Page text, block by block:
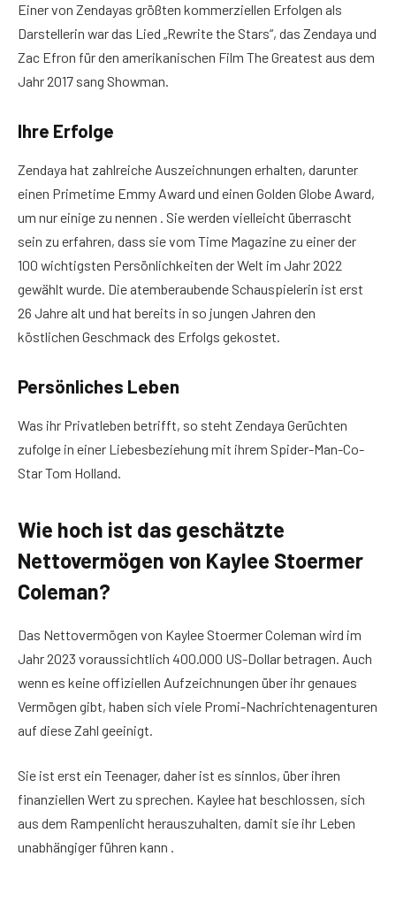
Einer von Zendayas größten kommerziellen Erfolgen als
Darstellerin war das Lied „Rewrite the Stars“, das Zendaya und
Zac Efron für den amerikanischen Film The Greatest aus dem
Jahr 2017 sang Showman.
Ihre Erfolge
Zendaya hat zahlreiche Auszeichnungen erhalten, darunter
einen Primetime Emmy Award und einen Golden Globe Award,
um nur einige zu nennen . Sie werden vielleicht überrascht
sein zu erfahren, dass sie vom Time Magazine zu einer der
100 wichtigsten Persönlichkeiten der Welt im Jahr 2022
gewählt wurde. Die atemberaubende Schauspielerin ist erst
26 Jahre alt und hat bereits in so jungen Jahren den
köstlichen Geschmack des Erfolgs gekostet.
Persönliches Leben
Was ihr Privatleben betrifft, so steht Zendaya Gerüchten
zufolge in einer Liebesbeziehung mit ihrem Spider-Man-Co-
Star Tom Holland.
Wie hoch ist das geschätzte
Nettovermögen von Kaylee Stoermer
Coleman?
Das Nettovermögen von Kaylee Stoermer Coleman wird im
Jahr 2023 voraussichtlich 400.000 US-Dollar betragen. Auch
wenn es keine offiziellen Aufzeichnungen über ihr genaues
Vermögen gibt, haben sich viele Promi-Nachrichtenagenturen
auf diese Zahl geeinigt.
Sie ist erst ein Teenager, daher ist es sinnlos, über ihren
finanziellen Wert zu sprechen. Kaylee hat beschlossen, sich
aus dem Rampenlicht herauszuhalten, damit sie ihr Leben
unabhängiger führen kann .